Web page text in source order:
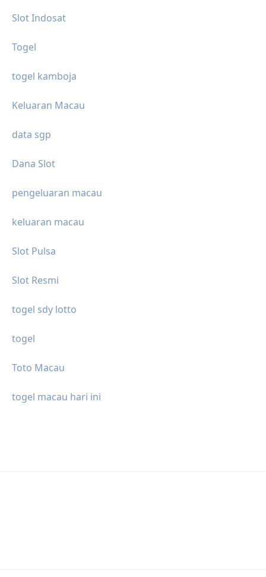
Slot Indosat
Togel
togel kamboja
Keluaran Macau
data sgp
Dana Slot
pengeluaran macau
keluaran macau
Slot Pulsa
Slot Resmi
togel sdy lotto
togel
Toto Macau
togel macau hari ini